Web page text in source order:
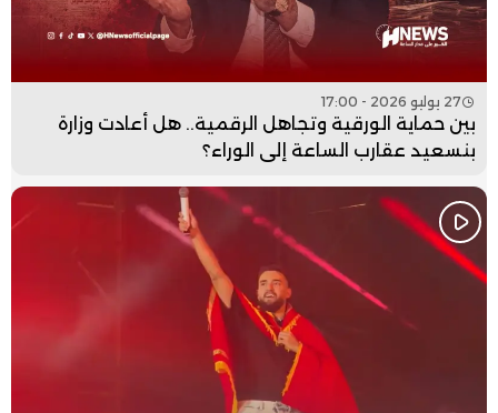
27 يوليو 2026 - 17:00
بين حماية الورقية وتجاهل الرقمية.. هل أعادت وزارة
بنسعيد عقارب الساعة إلى الوراء؟